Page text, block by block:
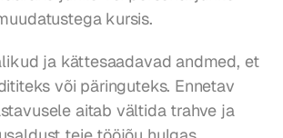
kursis.
ja kättesaadavad andmed, et
või päringuteks. Ennetav
aitab vältida trahve ja